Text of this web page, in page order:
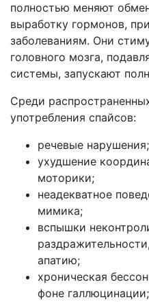
полностью меняют
выработку гормонов,
заболеваниям. Они
головного мозга,
системы, запускают
Среди
употребления спайсов:
речевые нарушения;
ухудшение
моторики;
неадекватное
мимика;
вспышки
апатию;
хроническая
фоне галлюцинации;